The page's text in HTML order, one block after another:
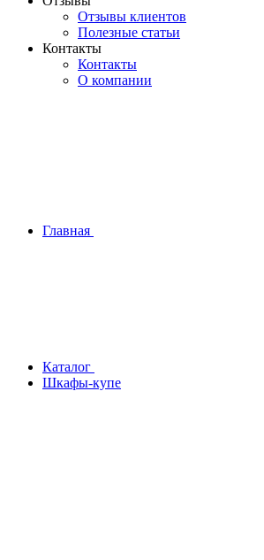
Отзывы клиентов
Полезные статьи
Контакты
Контакты
О компании
Главная
Каталог
Шкафы-купе